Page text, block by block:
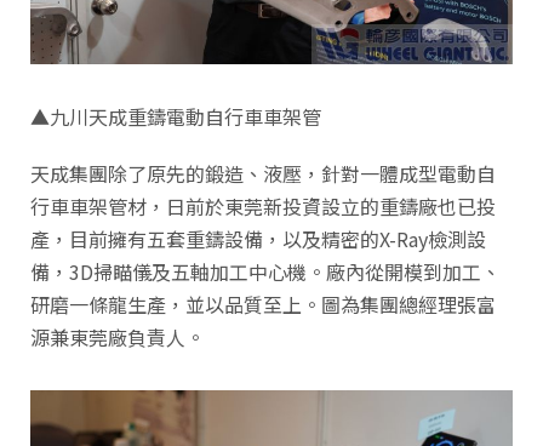
▲九川天成重鑄電動自行車車架管
天成集團除了原先的鍛造、液壓，針對一體成型電動自
行車車架管材，日前於東莞新投資設立的重鑄廠也已投
產，目前擁有五套重鑄設備，以及精密的X-Ray檢測設
備，3D掃瞄儀及五軸加工中心機。廠內從開模到加工、
研磨一條龍生產，並以品質至上。圖為集團總經理張富
源兼東莞廠負責人。